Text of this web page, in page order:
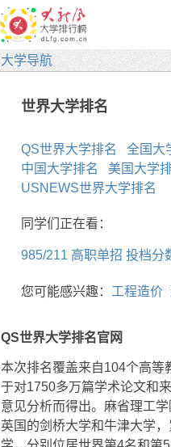
大学导航
世界大学排名
QS世界大学排名 全国大
中国大学排名
美国大学
USNEWS世界大学排名
同学们正在看：
985/211 高职单招 投档分
您可能感兴趣： 工程造价
男人女人
QS世界大学排名官网
本次排名覆盖来自104个高等
于对1750多万篇学术论文和
意见分析而得出。麻省理工
英国的剑桥大学和牛津大学